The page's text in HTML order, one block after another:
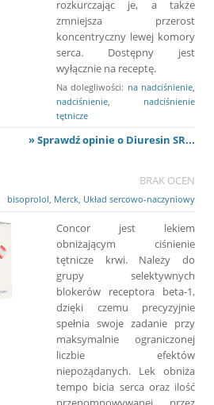
rozkurczając je, a także
zmniejsza przerost
koncentryczny lewej komory
serca. Dostępny jest
wyłącznie na receptę.
Na dolegliwości: na nadciśnienie
nadciśnienie
nadciśnienie
tętnicze
» Sprawdź opinie o Diuresin SR...
BRAK OCEN
bisoprolol Merck Układ sercowo-naczyniowy
Concor jest lekiem
obniżającym ciśnienie
tętnicze krwi. Należy do
grupy selektywnych
blokerów receptora beta-1,
dzięki czemu precyzyjnie
spełnia swoje zadanie przy
maksymalnie ograniczonej
liczbie efektów
niepożądanych. Lek obniża
tempo bicia serca oraz ilość